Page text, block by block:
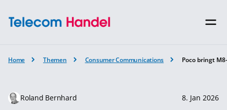
Home Themen Consumer Communications Poco bringt
Roland Bernhard 8. Jan 2026